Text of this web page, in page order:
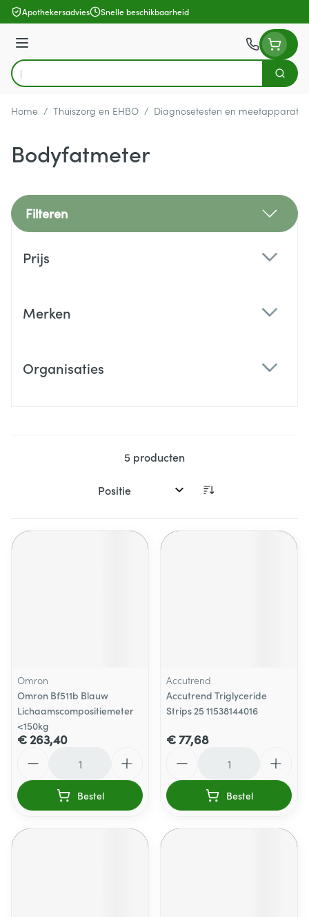
Ga naar de inhoud
Apothekersadvies Snelle beschikbaarheid
Menu
Product, merk, categorie...
Zoek
Home / Thuiszorg en EHBO / Diagnosetesten en
Bodyfatmeter
Filteren
Prijs
Merken
Organisaties
5 producten
Sorteer op:
Omron
Omron Bf511b Blauw
Lichaamscompositiemeter
<150kg
€ 263,40
Bestel
Accutrend
Accutrend Triglyceride
Strips 25 11538144016
€ 77,68
Bestel